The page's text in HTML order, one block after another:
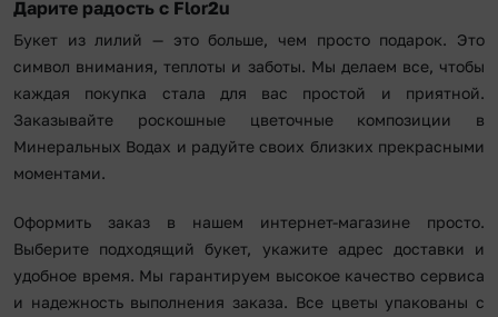
Дарите радость с Flor2u
Букет из лилий — это больше, чем просто подарок. Это
символ внимания, теплоты и заботы. Мы делаем все, чтобы
каждая покупка стала для вас простой и приятной.
Заказывайте роскошные цветочные композиции в
Минеральных Водах и радуйте своих близких прекрасными
моментами.
Оформить заказ в нашем интернет-магазине просто.
Выберите подходящий букет, укажите адрес доставки и
удобное время. Мы гарантируем высокое качество сервиса
и надежность выполнения заказа. Все цветы упакованы с